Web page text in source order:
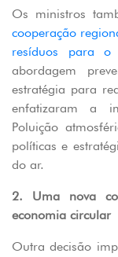
Os ministros
cooperação
resíduos para o
abordagem
estratégia para
enfatizaram a
Poluição
políticas e
do ar.
2. Uma nova
economia circular
Outra decisão